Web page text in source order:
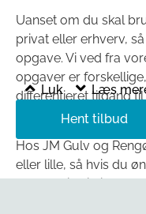
Uanset om du skal
privat eller erhverv,
opgave. Vi ved fra
opgaver er
differentieret tilgang
kunde den skal
Hos JM Gulv og
eller lille, så hvis du
gulvservice i
Luk
Læs
Hent tilbud